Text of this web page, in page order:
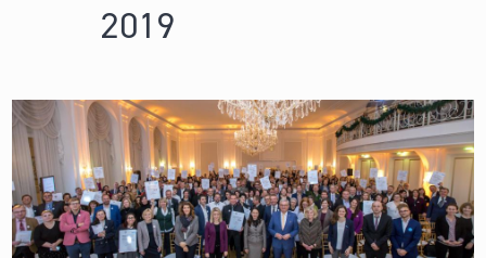
Hochschulen
Das sind wir
News & Events
2019